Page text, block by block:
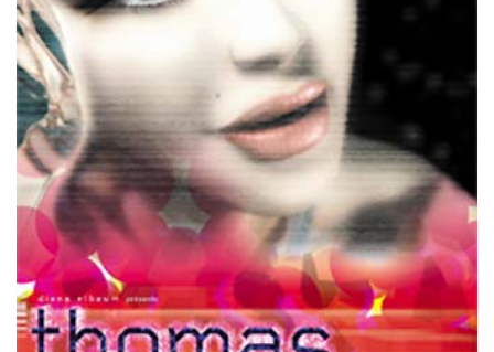
Oorlogsfilm
Romantische komedie
Thriller